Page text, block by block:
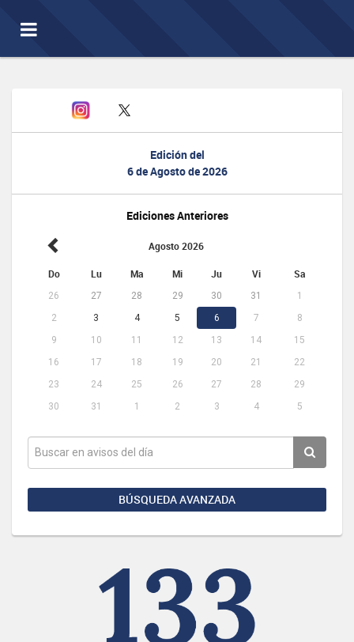
Toggle
navigation
Edición del
6 de Agosto de 2026
Ediciones Anteriores
Agosto 2026
Do Lu Ma Mi Ju Vi Sa
26 27 28 29 30 31
1
2
3 4 5 6 7
8
9
10 11 12 13 14
15
16
17 18 19 20 21
22
23
24 25 26 27 28
29
30
31 1 2 3 4 5
BÚSQUEDA AVANZADA